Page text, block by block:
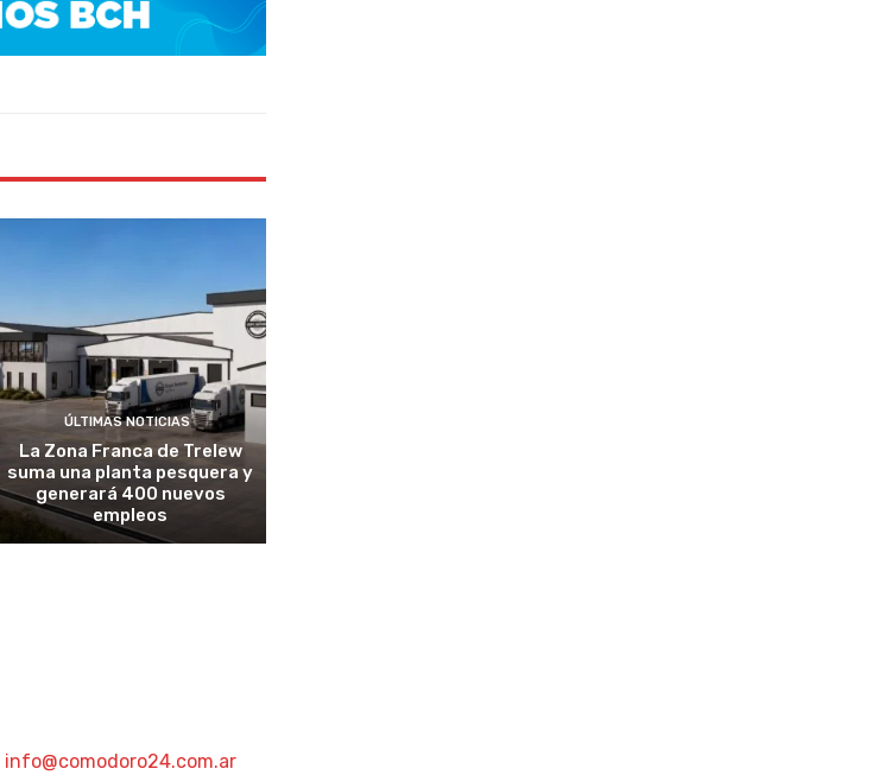
ÚLTIMAS NOTICIAS
La Zona Franca de Trelew
suma una planta pesquera y
generará 400 nuevos
empleos
info@comodoro24.com.ar